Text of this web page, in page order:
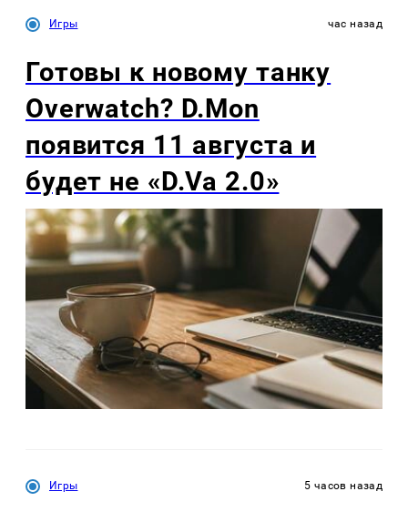
Игры час назад
Готовы к новому танку
Overwatch? D.Mon
появится 11 августа и
будет не «D.Va 2.0»
Игры 5 часов назад